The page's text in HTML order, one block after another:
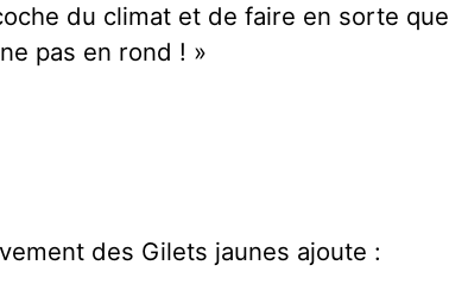
du climat et de faire en sorte que
pas en rond ! »
des Gilets jaunes ajoute :